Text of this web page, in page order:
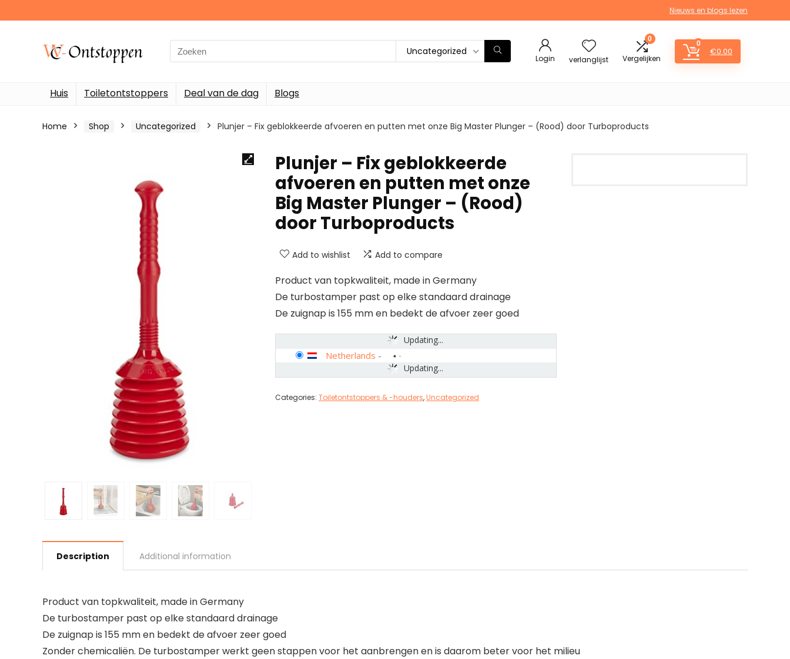
Nieuws en blogs lezen
Search
for:
Uncategorized
Login verlanglijst
0
Vergelijken
0
€0.00
Huis Toiletontstoppers Deal van de dag Blogs
Home Shop Uncategorized Plunjer – Fix geblokkeerde afvoeren en putten met onze Big Master Plunger – (Rood) door Turboproducts
Plunjer – Fix geblokkeerde
afvoeren en putten met onze
Big Master Plunger – (Rood)
door Turboproducts
Add to wishlist Add to compare
Product van topkwaliteit, made in Germany
De turbostamper past op elke standaard drainage
De zuignap is 155 mm en bedekt de afvoer zeer goed
Updating...
Updating...
Netherlands -
Categories: Toiletontstoppers & -houders,Uncategorized
Description Additional information
Product van topkwaliteit, made in Germany
De turbostamper past op elke standaard drainage
De zuignap is 155 mm en bedekt de afvoer zeer goed
Zonder chemicaliën. De turbostamper werkt geen stappen voor het aanbrengen en is daarom beter voor het milieu